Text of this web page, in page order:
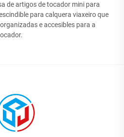
de artigos de tocador mini para
para calquera viaxeiro que
e accesibles para a